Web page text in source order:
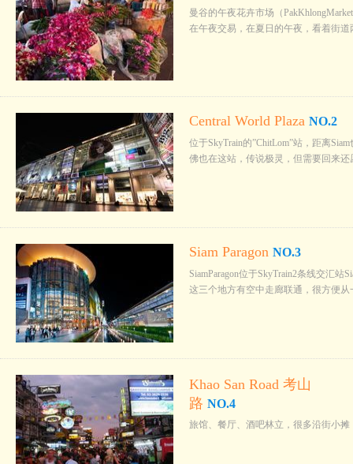
曼谷的午夜花卉市场（
在午夜交易，在夏日的午夜，看着街
Central World Plaza NO.2
位于SkyTrain的”ChitLom”站，距离
佛也在这站，传说极灵，但需要回来
Siam Paragon NO.3
SiamParagon位于SkyTrain2条线交汇站
这三个地方有空中走廊联通，很方便
Khao San Road 考山
路 NO.4
旅馆、餐厅、酒吧林立，很多沿街小